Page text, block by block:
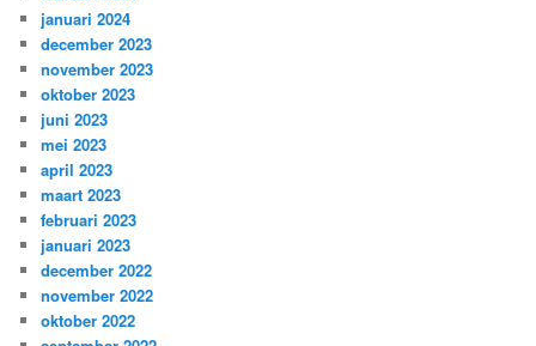
januari 2024
december 2023
november 2023
oktober 2023
juni 2023
mei 2023
april 2023
maart 2023
februari 2023
januari 2023
december 2022
november 2022
oktober 2022